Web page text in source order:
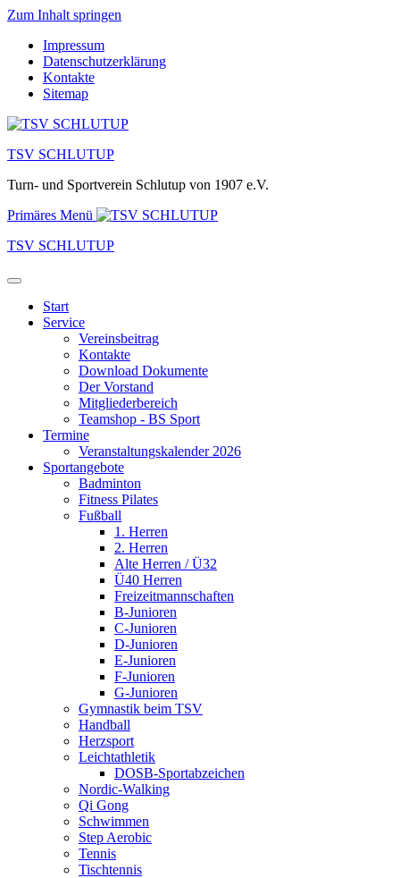
Zum Inhalt springen
Impressum
Datenschutzerklärung
Kontakte
Sitemap
TSV SCHLUTUP
Turn- und Sportverein Schlutup von 1907 e.V.
Primäres Menü
TSV SCHLUTUP
Start
Service
Vereinsbeitrag
Kontakte
Download Dokumente
Der Vorstand
Mitgliederbereich
Teamshop - BS Sport
Termine
Veranstaltungskalender 2026
Sportangebote
Badminton
Fitness Pilates
Fußball
1. Herren
2. Herren
Alte Herren / Ü32
Ü40 Herren
Freizeitmannschaften
B-Junioren
C-Junioren
D-Junioren
E-Junioren
F-Junioren
G-Junioren
Gymnastik beim TSV
Handball
Herzsport
Leichtathletik
DOSB-Sportabzeichen
Nordic-Walking
Qi Gong
Schwimmen
Step Aerobic
Tennis
Tischtennis